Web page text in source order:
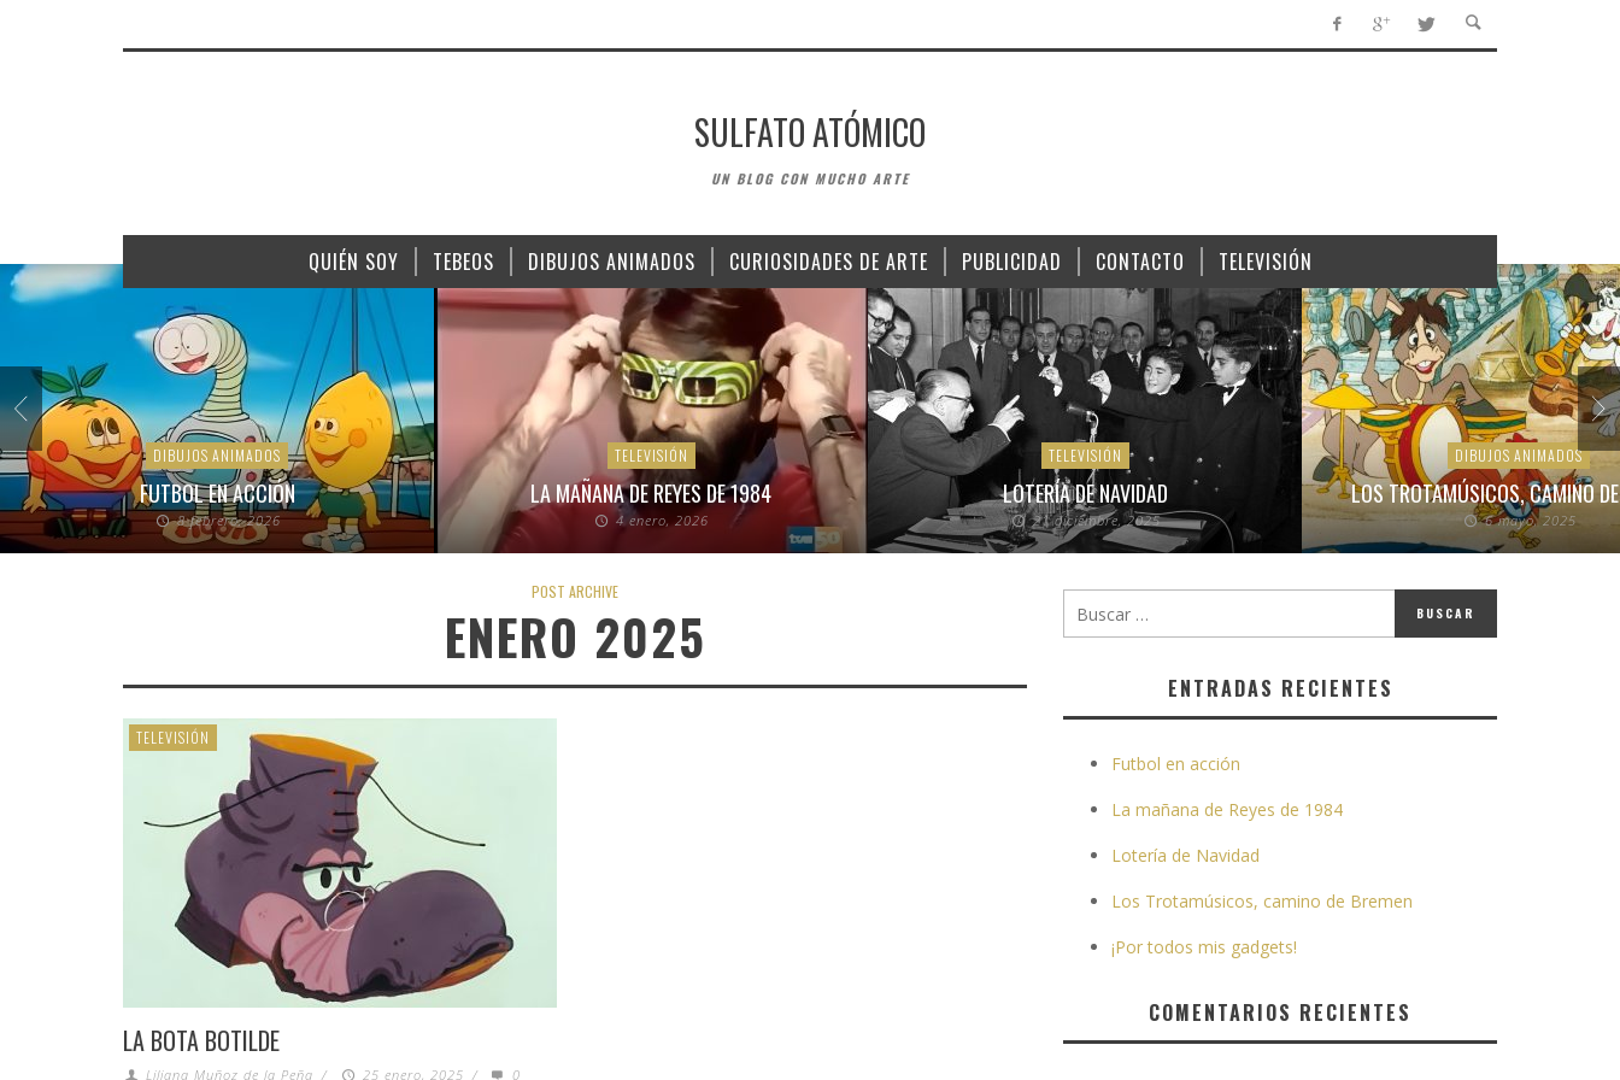
SULFATO ATÓMICO
UN BLOG CON MUCHO ARTE
QUIÉN SOY TEBEOS DIBUJOS ANIMADOS CURIOSIDADES DE ARTE PUBLICIDAD CONTACTO TELEVISIÓN
DIBUJOS ANIMADOS
FUTBOL EN ACCIÓN
8 febrero, 2026
TELEVISIÓN
LA MAÑANA DE REYES DE 1984
4 enero, 2026
TELEVISIÓN
LOTERÍA DE NAVIDAD
21 diciembre, 2025
DIBUJOS ANIMADOS
LOS TROTAMÚSICOS, CAMINO
6 mayo, 2025
POST ARCHIVE
ENERO 2025
TELEVISIÓN
LA BOTA BOTILDE
Liliana Muñoz de la Peña / 25 enero, 2025 / 0
ENTRADAS RECIENTES
Futbol en acción
La mañana de Reyes de 1984
Lotería de Navidad
Los Trotamúsicos, camino de Bremen
¡Por todos mis gadgets!
COMENTARIOS RECIENTES